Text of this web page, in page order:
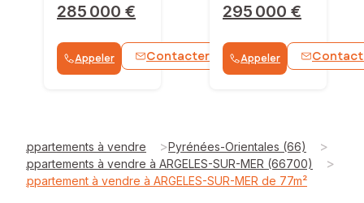
285 000 €
Appeler Contacter WhatsApp
295 000 €
Appeler
Appartements à vendre >Pyrénées-Orientales (66) >
Appartements à vendre à ARGELES-SUR-MER (66700) >
Appartement à vendre à ARGELES-SUR-MER de 77m²